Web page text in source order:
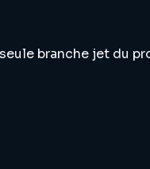
branche jet du